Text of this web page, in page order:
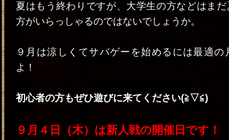
夏はもう終わりですが、大学生の方などはま
方がいらっしゃるのではないでしょうか。
９月は涼しくてサバゲーを始めるには最適の
よ！
初心者の方もぜひ遊びに来てください(≧▽≦)
９月４日（木）は新人戦の開催日です！